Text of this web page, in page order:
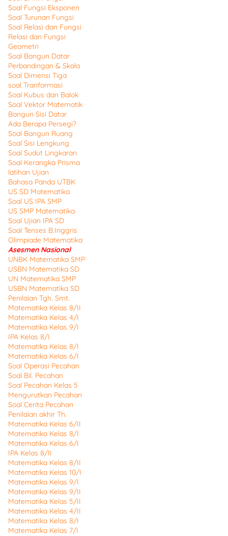
Soal Fungsi Eksponen
Soal Turunan Fungsi
Soal Relasi dan Fungsi
Relasi dan Fungsi
Geometri
Soal Bangun Datar
Perbandingan & Skala
Soal Dimensi Tiga
soal Tranformasi
Soal Kubus dan Balok
Soal Vektor Matematik
Bangun Sisi Datar
Ada Berapa Persegi?
Soal Bangun Ruang
Soal Sisi Lengkung
Soal Sudut Lingkaran
Soal Kerangka Prisma
latihan Ujian
Bahasa Panda UTBK
US SD Matematika
Soal US IPA SMP
US SMP Matematika
Soal Ujian IPA SD
Soal Tenses B.Inggris
Olimpiade Matematika
Asesmen Nasional
UNBK Matematika SMP
USBN Matematika SD
UN Matematika SMP
USBN Matematika SD
Penilaian Tgh. Smt.
Matematika Kelas 8/II
Matematika Kelas 4/I
Matematika Kelas 9/I
IPA Kelas 8/I
Matematika Kelas 8/I
Matematika Kelas 6/I
Soal Operasi Pecahan
Soal Bil. Pecahan
Soal Pecahan Kelas 5
Mengurutkan Pecahan
Soal Cerita Pecahan
Penilaian akhir Th.
Matematika Kelas 6/II
Matematika Kelas 8/I
Matematika Kelas 6/I
IPA Kelas 8/II
Matematika Kelas 8/II
Matematika Kelas 10/I
Matematika Kelas 9/I
Matematika Kelas 9/II
Matematika Kelas 5/II
Matematika Kelas 4/II
Matematika Kelas 8/I
Matematika Kelas 7/I